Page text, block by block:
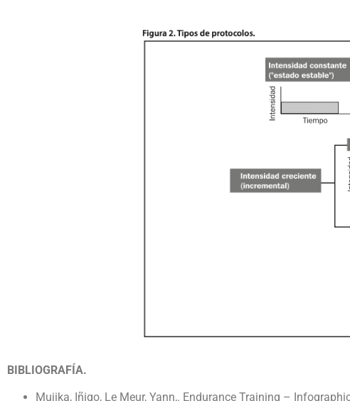
BIBLIOGRAFÍA.
Mujika, Iñigo, Le Meur, Yann,. Endurance Training –